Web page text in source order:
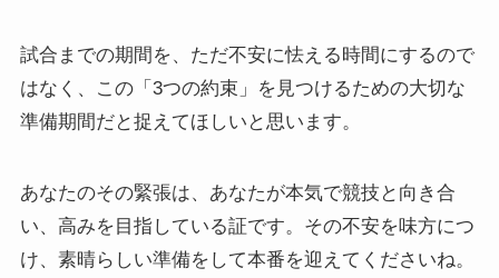
試合までの期間を、ただ不安に怯える時間にするので
はなく、この「3つの約束」を見つけるための大切な
準備期間だと捉えてほしいと思います。
あなたのその緊張は、あなたが本気で競技と向き合
い、高みを目指している証です。その不安を味方につ
け、素晴らしい準備をして本番を迎えてくださいね。